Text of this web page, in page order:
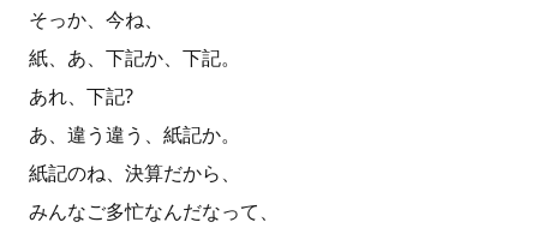
そっか、今ね、
紙、あ、下記か、下記。
あれ、下記?
あ、違う違う、紙記か。
紙記のね、決算だから、
みんなご多忙なんだなって、